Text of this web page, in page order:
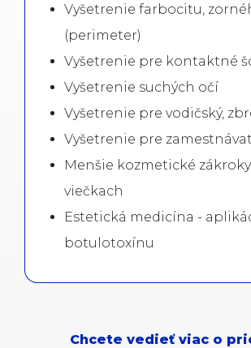
Vyšetrenie farbocitu,
(perimeter)
Vyšetrenie pre kontaktné
Vyšetrenie suchých očí
Vyšetrenie pre vodičský,
Vyšetrenie pre
Menšie kozmetické
viečkach
Estetická medicína -
botulotoxínu
Chcete vedieť viac o